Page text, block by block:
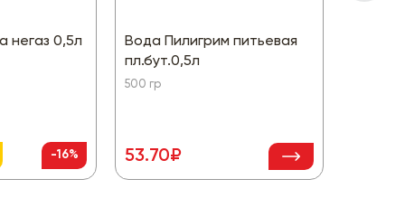
негаз 0,5л
-16%
Вода Пилигрим питьевая
пл.бут.0,5л
500 гр
53.70₽